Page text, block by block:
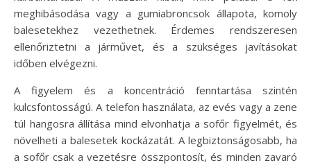
meghibásodása vagy a gumiabroncsok állapota, komoly
balesetekhez vezethetnek. Érdemes rendszeresen
ellenőriztetni a járművet, és a szükséges javításokat
időben elvégezni.
A figyelem és a koncentráció fenntartása szintén
kulcsfontosságú. A telefon használata, az evés vagy a zene
túl hangosra állítása mind elvonhatja a sofőr figyelmét, és
növelheti a balesetek kockázatát. A legbiztonságosabb, ha
a sofőr csak a vezetésre összpontosít, és minden zavaró